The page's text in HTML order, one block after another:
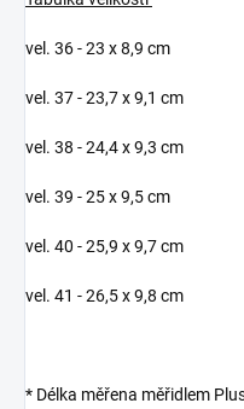
vel. 36 - 23 x 8,9 cm
vel. 37 - 23,7 x 9,1 cm
vel. 38 - 24,4 x 9,3 cm
vel. 39 - 25 x 9,5 cm
vel. 40 - 25,9 x 9,7 cm
vel. 41 - 26,5 x 9,8 cm
* Délka měřena měřidlem